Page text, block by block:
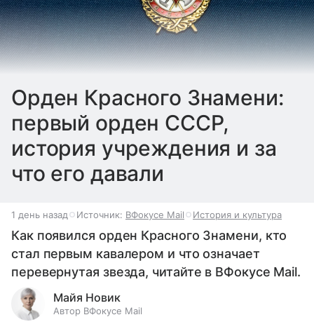
Орден Красного Знамени:
первый орден СССР,
история учреждения и за
что его давали
1 день назад Источник: ВФокусе Mail История и культура
Как появился орден Красного Знамени, кто
стал первым кавалером и что означает
перевернутая звезда, читайте в ВФокусе Mail.
Майя Новик
Автор ВФокусе Mail